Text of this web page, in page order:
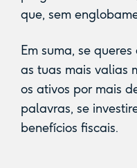
que, sem
Em suma, se
as tuas mais valias
os ativos por mais
palavras, se
benefícios fiscais.